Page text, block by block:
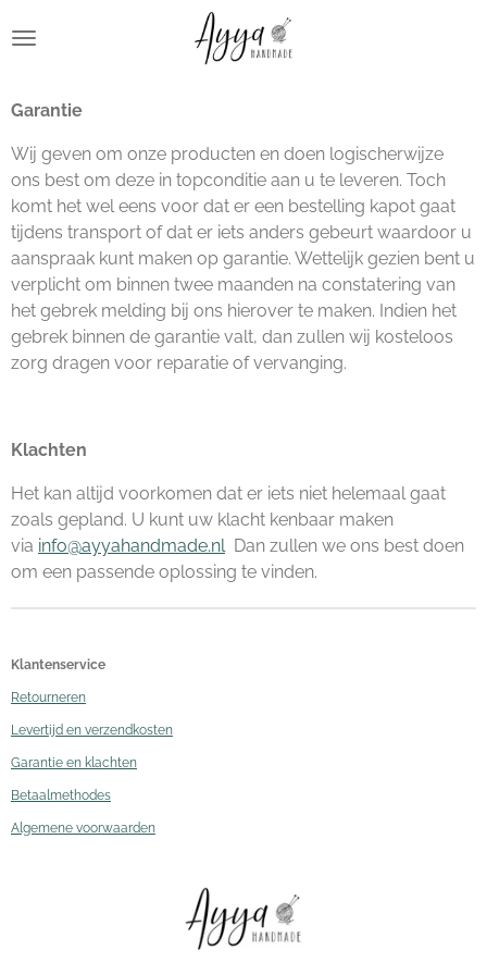
direct
de
Garantie
Wij geven om onze producten en doen logischerwijze
ons best om deze in topconditie aan u te leveren. Toch
komt het wel eens voor dat er een bestelling kapot gaat
tijdens transport of dat er iets anders gebeurt waardoor u
aanspraak kunt maken op garantie. Wettelijk gezien bent u
verplicht om binnen twee maanden na constatering van
het gebrek melding bij ons hierover te maken. Indien het
gebrek binnen de garantie valt, dan zullen wij kosteloos
zorg dragen voor reparatie of vervanging.
Klachten
Het kan altijd voorkomen dat er iets niet helemaal gaat
zoals gepland. U kunt uw klacht kenbaar maken
via info@ayyahandmade.nlDan zullen we ons best doen
om een passende oplossing te vinden.
Klantenservice
Retourneren
Levertijd en verzendkosten
Garantie en klachten
Betaalmethodes
Algemene voorwaarden